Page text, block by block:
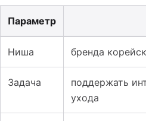
Параметр
Ниша бренда
Задача
поддержать
ухода